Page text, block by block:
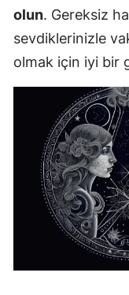
olun. Gereksiz
sevdiklerinizle
olmak için iyi bir